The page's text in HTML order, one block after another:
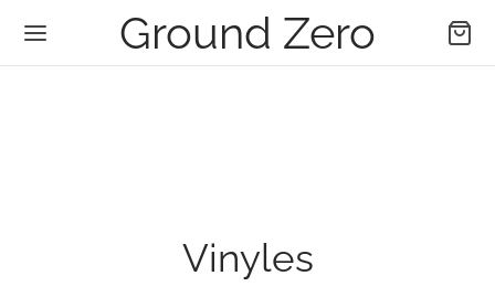
Ground Zero
Vinyles